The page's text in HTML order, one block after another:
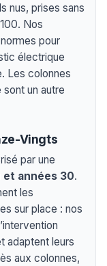
nus, prises sans
Nos
pour
électrique
Les colonnes
un autre
Vingts
par une
et années 30.
les
sur place : nos
adaptent leurs
aux colonnes,